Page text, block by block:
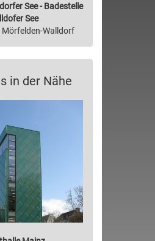
See - Badestelle
See
Walldorf
in der Nähe